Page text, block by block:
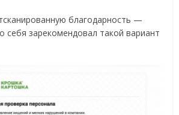
благодарность —
себя зарекомендовал такой вариант